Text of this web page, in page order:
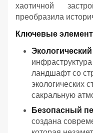
хаотичной
преобразила
Ключевые
ландшафт со
экологических
сакральную
Безопасный
создана